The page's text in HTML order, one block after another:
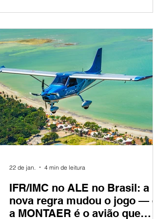
Montaer MC-01 para quatorze aeronaves.
concorrentes em todos os segmentos do
mercado de instrução, o comitê técnico da
SAFE chegou à única conclusão que os
dados operacionais permitiam. Quando
confiabilidade, cap
IFR/IMC no ALE no Brasil: a
nova regra mudou o jogo — e
a MONTAER é o avião que
22 de jan. 4 min de leitura